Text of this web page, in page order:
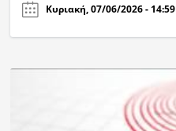
Κυριακή, 07/06/2026 - 14:59